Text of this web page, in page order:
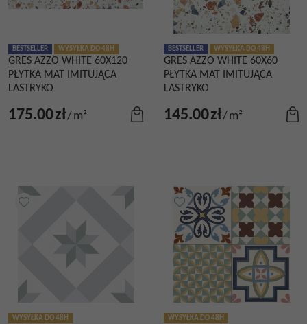
BESTSELLER WYSYŁKA DO 48H
GRES AZZO WHITE 60X120
PŁYTKA MAT IMITUJĄCA
LASTRYKO
175.00zł/m²
BESTSELLER WYSYŁKA DO 48H
GRES AZZO WHITE 60X60
PŁYTKA MAT IMITUJĄCA
LASTRYKO
145.00zł/m²
WYSYŁKA DO 48H WYSYŁKA DO 48H